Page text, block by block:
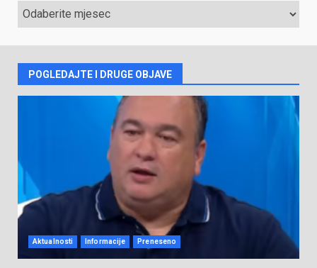
ARHIVA
VIJESTI
POGLEDAJTE I DRUGE OBJAVE
Aktualnosti Informacije Preneseno